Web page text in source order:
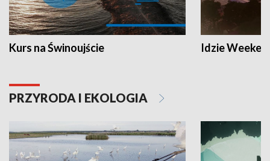
Kurs na Świnoujście Idzie
PRZYRODA I EKOLOGIA